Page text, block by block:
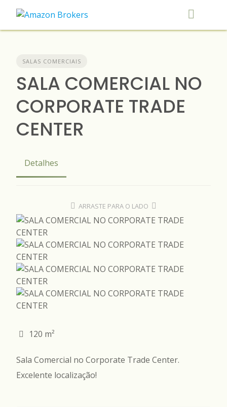
content
SALAS COMERCIAIS
SALA COMERCIAL NO
CORPORATE TRADE
CENTER
Detalhes
ARRASTE PARA O LADO
120 m²
Sala Comercial no Corporate Trade Center.
Excelente localização!